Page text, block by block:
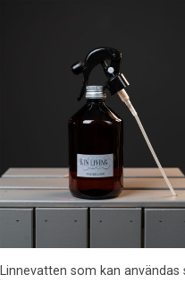
Linnevatten som kan